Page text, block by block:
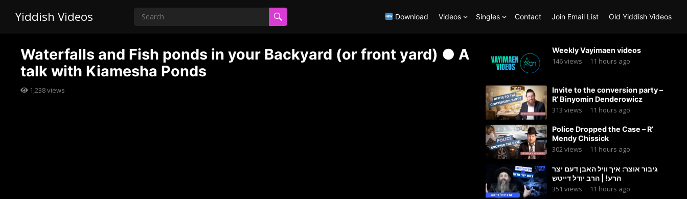
Yiddish Videos Download Videos Singles Contact Join Email List Old Yiddish Videos
Waterfalls and Fish ponds in your Backyard (or front yard) ● A
talk with Kiamesha Ponds
1,238views
Weekly Vayimaen videos
146views · 11 hours ago
Invite to the conversion party –
R’ Binyomin Denderowicz
313 views · 11 hours ago
Police Dropped the Case – R’
Mendy Chissick
302views · 11 hours ago
גיבור אוצר: איך וויל האבן דעם יצר
הרע! | הרב יודל דייטש
351 views · 11 hours ago